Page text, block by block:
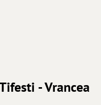
- Vrancea